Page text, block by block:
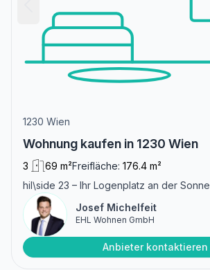
1230 Wien
Wohnung kaufen in 1230 Wien
3 69 m²Freifläche: 176.4 m²
hil\side 23 – Ihr Logenplatz an der Sonne
Josef Michelfeit
EHL Wohnen GmbH
Anbieter kontaktieren